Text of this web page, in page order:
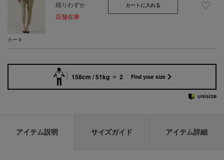
カーキ
残りわずか
店舗在庫
カートに入れる
158cm / 51kg 2 Find your size
アイテム説明 サイズガイド アイテム詳細